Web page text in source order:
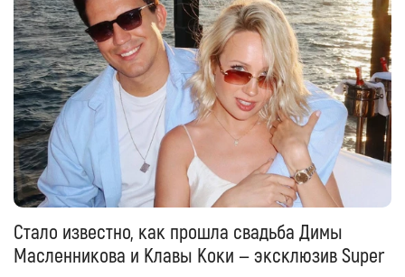
Стало известно, как прошла свадьба Димы
Масленникова и Клавы Коки — эксклюзив Super